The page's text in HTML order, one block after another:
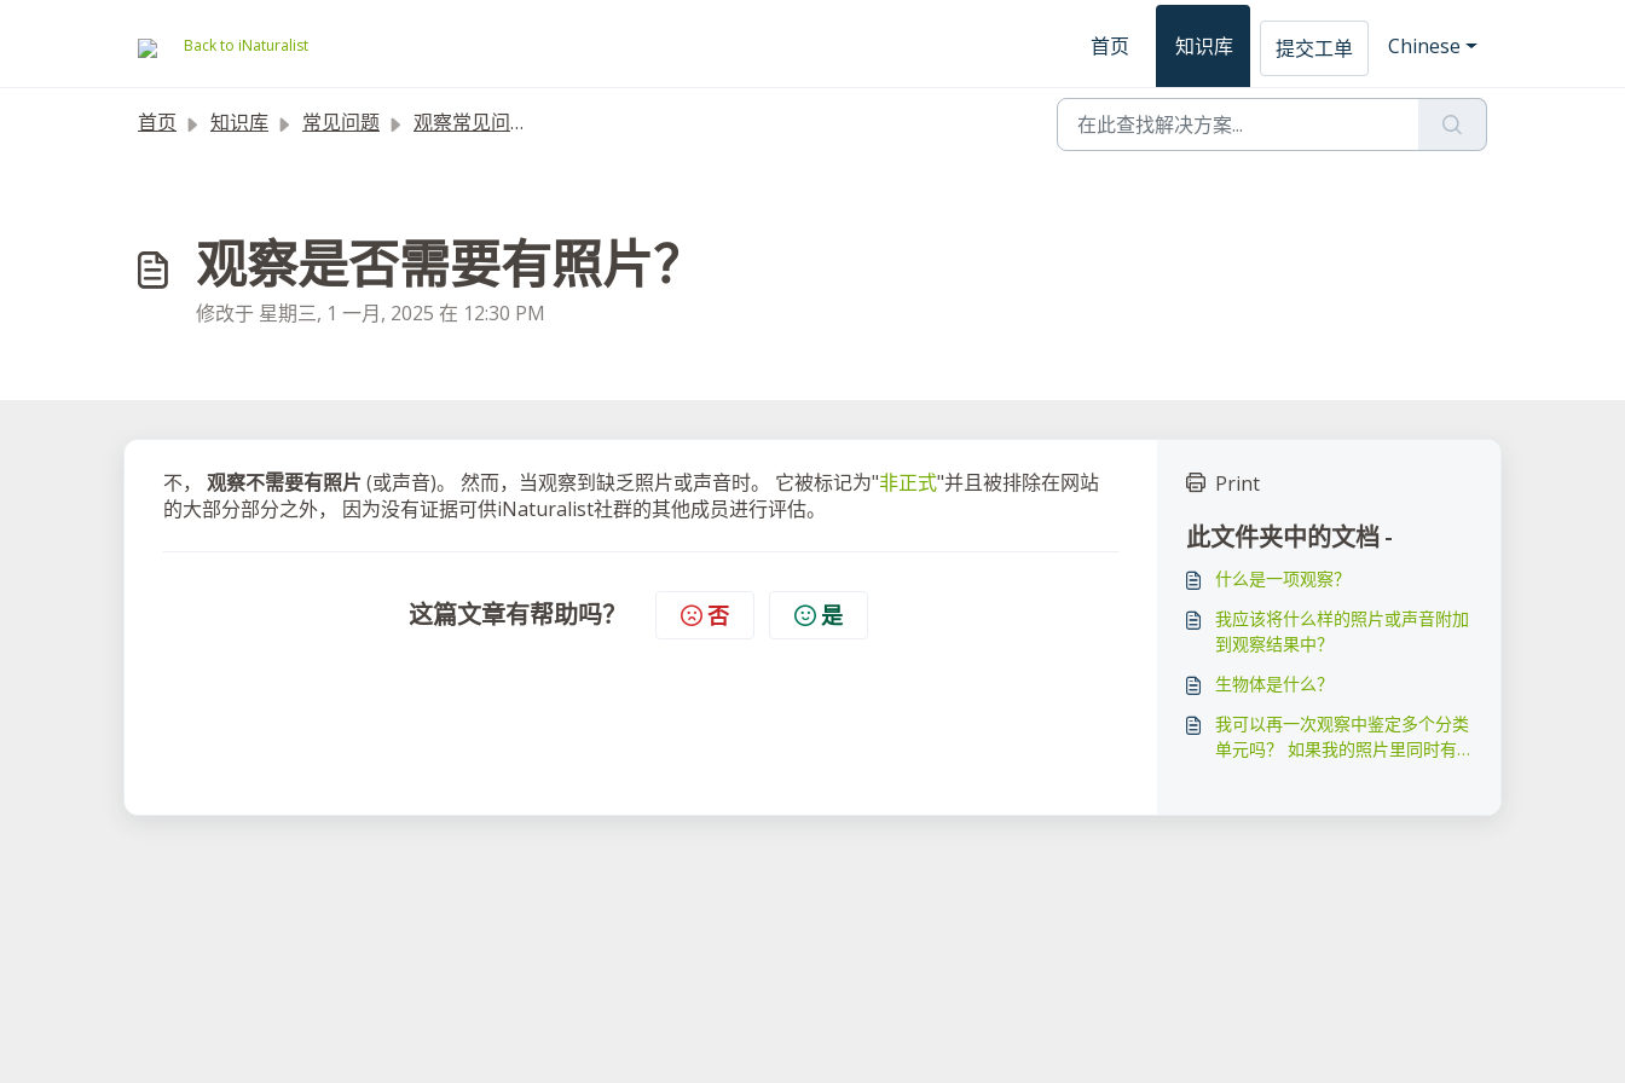
Back to iNaturalist 首页 知识库 提交工单 Chinese
首页 知识库 常见问题 观察常见问题解答
观察是否需要有照片？
修改于 星期三, 1 一月, 2025 在 12:30 PM
不， 观察不需要有照片 (或声音)。 然而，当观察到缺乏照片或声音时。 它被标记为"非正式"并且被排除在网站
的大部分部分之外， 因为没有证据可供iNaturalist社群的其他成员进行评估。
这篇文章有帮助吗？ 否 是
Print
此文件夹中的文档 -
什么是一项观察？
我应该将什么样的照片或声音附加
到观察结果中？
生物体是什么？
我可以再一次观察中鉴定多个分类
单元吗？ 如果我的照片里同时有